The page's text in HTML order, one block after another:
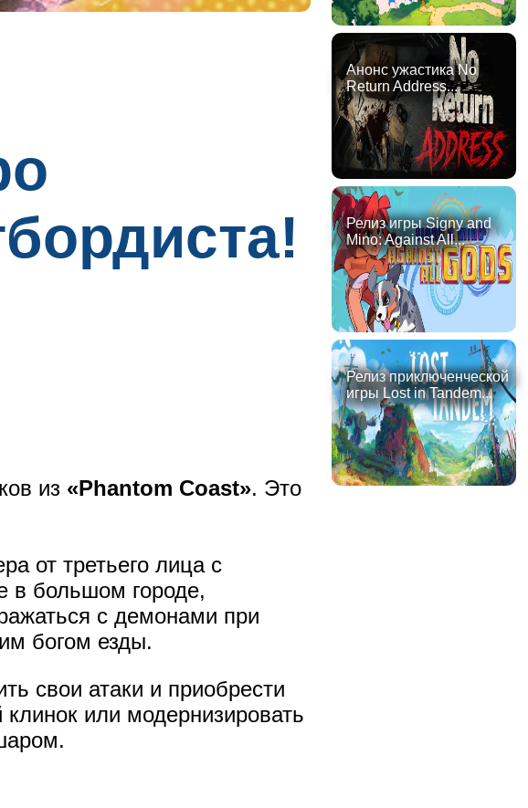
из «Phantom Coast». Это
от третьего лица с
в большом городе,
с демонами при
богом езды.
свои атаки и приобрести
или модернизировать
Анонс ужастика No
Return Address...
Релиз игры Signy and
Mino: Against All...
Релиз приключенческой
игры Lost in Tandem...